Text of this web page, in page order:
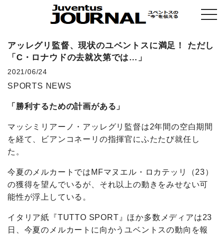
アッレグリ監督、現状のユベントスに満足！ ただし
「C・ロナウドの去就次第では…」
2021/06/24
SPORTS NEWS
「勝利するための計画がある」
マッシミリアーノ・アッレグリ監督は2年間の空白期間
を経て、ビアンコネーリの指揮官にふたたび就任し
た。
今夏のメルカートではMFマヌエル・ロカテッリ（23）
の獲得を望んでいるが、それ以上の動きをみせない可
能性が浮上している。
イタリア紙『TUTTO SPORT』ほか多数メディアは23
日、今夏のメルカートに向かうユベントスの動向を報